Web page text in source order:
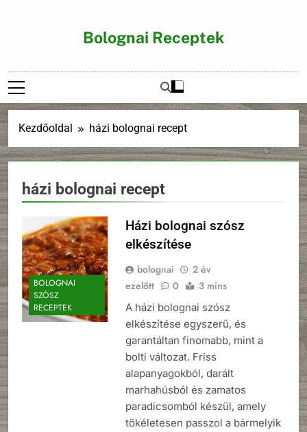
Bolognai Receptek
Kezdőoldal házi bolognai recept
házi bolognai recept
BOLOGNAI
SZÓSZ
RECEPTEK
Házi bolognai szósz
elkészítése
bolognai
2 év
ezelőtt
0 3 mins
A házi bolognai szósz
elkészítése egyszerű, és
garantáltan finomabb, mint a
bolti változat. Friss
alapanyagokból, darált
marhahúsból és zamatos
paradicsomból készül, amely
tökéletesen passzol a bármelyik